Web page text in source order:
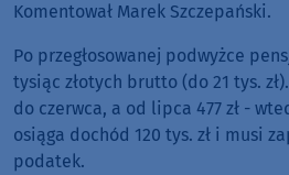
Komentował Marek Szczepański.
Po przegłosowanej podwyżce
tysiąc złotych brutto (do 21 tys.
do czerwca, a od lipca 477 zł -
osiąga dochód 120 tys. zł i musi
podatek.